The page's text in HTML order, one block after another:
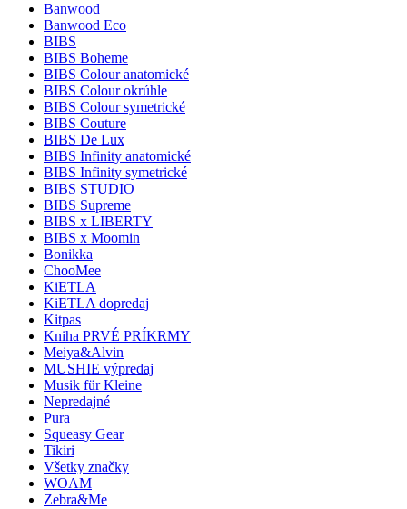
Banwood
Banwood Eco
BIBS
BIBS Boheme
BIBS Colour anatomické
BIBS Colour okrúhle
BIBS Colour symetrické
BIBS Couture
BIBS De Lux
BIBS Infinity anatomické
BIBS Infinity symetrické
BIBS STUDIO
BIBS Supreme
BIBS x LIBERTY
BIBS x Moomin
Bonikka
ChooMee
KiETLA
KiETLA dopredaj
Kitpas
Kniha PRVÉ PRÍKRMY
Meiya&Alvin
MUSHIE výpredaj
Musik für Kleine
Nepredajné
Pura
Squeasy Gear
Tikiri
Všetky značky
WOAM
Zebra&Me